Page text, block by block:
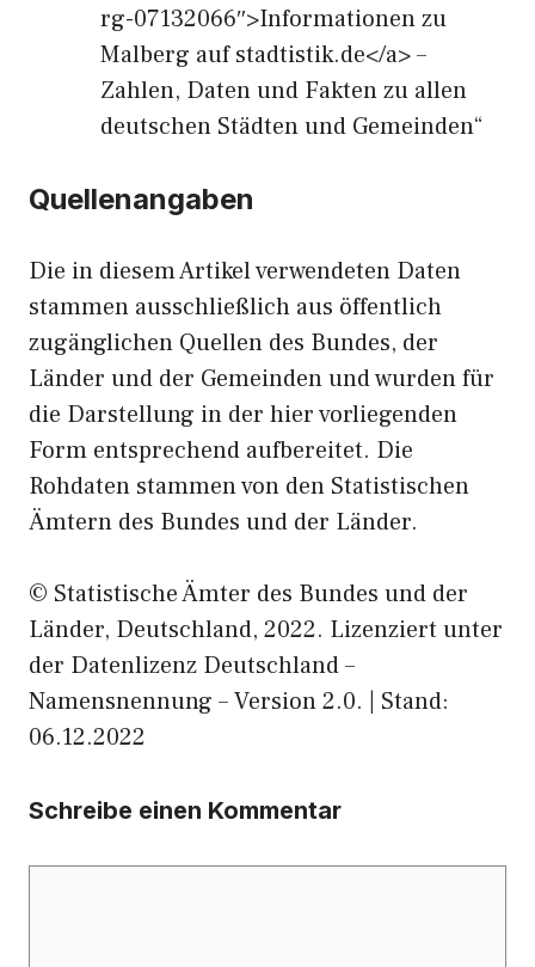
rg-07132066″>Informationen zu
Malberg auf stadtistik.de</a> –
Zahlen, Daten und Fakten zu allen
deutschen Städten und Gemeinden“
Quellenangaben
Die in diesem Artikel verwendeten Daten
stammen ausschließlich aus öffentlich
zugänglichen Quellen des Bundes, der
Länder und der Gemeinden und wurden für
die Darstellung in der hier vorliegenden
Form entsprechend aufbereitet. Die
Rohdaten stammen von den Statistischen
Ämtern des Bundes und der Länder.
© Statistische Ämter des Bundes und der
Länder, Deutschland, 2022. Lizenziert unter
der Datenlizenz Deutschland –
Namensnennung – Version 2.0. | Stand:
06.12.2022
Schreibe einen Kommentar